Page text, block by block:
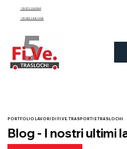
+39 070 2063969
+39 389 288 7658
PORTFOLIO LAVORI DI FI.VE. TRASPORTI E TRASLOCHI
Blog - I nostri ultimi